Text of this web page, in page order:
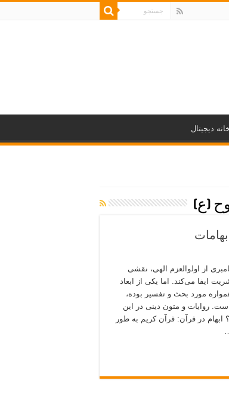
دیجیتال
(ع)
از اولوالعزم الهی، نقشی
ایفا می‌کند. اما یکی از ابعاد
مورد بحث و تفسیر بوده،
روایات و متون دینی در این
ابهام در قرآن: قرآن کریم به طور